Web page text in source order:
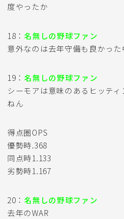
度やったか
18： 名無しの野球ファン
意外なのは去年守備も良かっ
19： 名無しの野球ファン
シーモアは意味のあるヒッテ
ねん
得点圏OPS
優勢時.368
同点時1.133
劣勢時1.167
20： 名無しの野球ファン
去年のWAR